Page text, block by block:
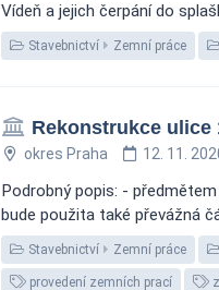
Vídeň a jejich čerpání do
Stavebnictví Zemní práce
Rekonstrukce ulice
okres Praha 12. 11.
Podrobný popis: -
bude použita také převážná
Stavebnictví Zemní práce
provedení zemních prací